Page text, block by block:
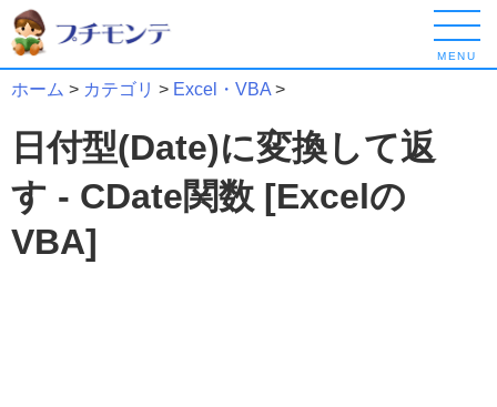
MENU
ホーム > カテゴリ > Excel・VBA>
日付型(Date)に変換して返
す - CDate関数 [Excelの
VBA]